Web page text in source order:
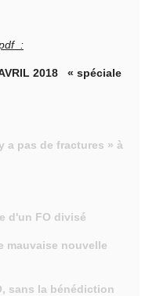
:
2018 « spéciale
a pas de fractures » à
d'un FO divisé
mauvaise nouvelle
sans la bénédiction